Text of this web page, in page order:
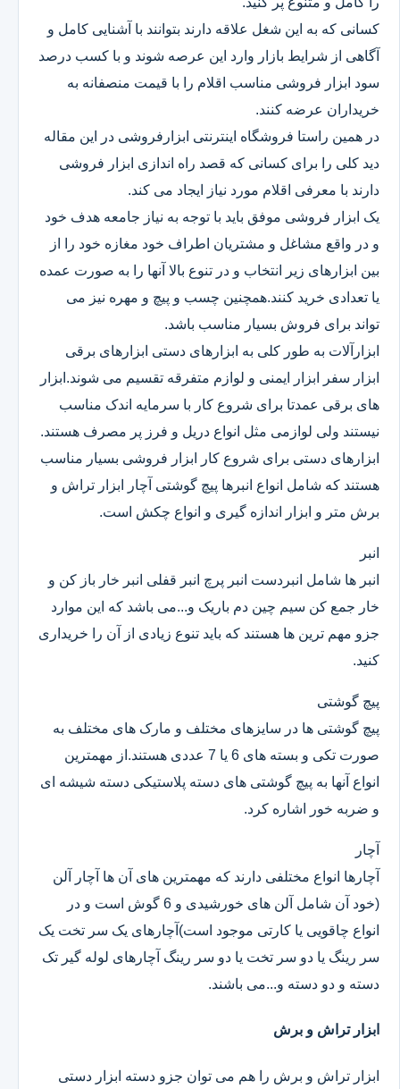
کسانی که به این شغل علاقه دارند بتوانند با آشنایی کامل و
آگاهی از شرایط بازار وارد این عرصه شوند و با کسب درصد
سود ابزار فروشی مناسب اقلام را با قیمت منصفانه به
خریداران عرضه کنند.
در همین راستا فروشگاه اینترنتی ابزارفروشی در این مقاله
دید کلی را برای کسانی که قصد راه اندازی ابزار فروشی
دارند با معرفی اقلام مورد نیاز ایجاد می کند.
یک ابزار فروشی موفق باید با توجه به نیاز جامعه هدف خود
و در واقع مشاغل و مشتریان اطراف خود مغازه خود را از
بین ابزارهای زیر انتخاب و در تنوع بالا آنها را به صورت عمده
یا تعدادی خرید کنند.همچنین چسب و پیچ و مهره نیز می
تواند برای فروش بسیار مناسب باشد.
ابزارآلات به طور کلی به ابزارهای دستی ابزارهای برقی
ابزار سفر ابزار ایمنی و لوازم متفرقه تقسیم می شوند.ابزار
های برقی عمدتا برای شروع کار با سرمایه اندک مناسب
نیستند ولی لوازمی مثل انواع دریل و فرز پر مصرف هستند.
ابزارهای دستی برای شروع کار ابزار فروشی بسیار مناسب
هستند که شامل انواع انبرها پیچ گوشتی آچار ابزار تراش و
برش متر و ابزار اندازه گیری و انواع چکش است.
انبر
انبر ها شامل انبردست انبر پرچ انبر قفلی انبر خار باز کن و
خار جمع کن سیم چین دم باریک و...می باشد که این موارد
جزو مهم ترین ها هستند که باید تنوع زیادی از آن را خریداری
کنید.
پیچ گوشتی
پیچ گوشتی ها در سایزهای مختلف و مارک های مختلف به
صورت تکی و بسته های 6 یا 7 عددی هستند.از مهمترین
انواع آنها به پیچ گوشتی های دسته پلاستیکی دسته شیشه ای
و ضربه خور اشاره کرد.
آچار
آچارها انواع مختلفی دارند که مهمترین های آن ها آچار آلن
(خود آن شامل آلن های خورشیدی و 6 گوش است و در
انواع چاقویی یا کارتی موجود است)آچارهای یک سر تخت یک
سر رینگ یا دو سر تخت یا دو سر رینگ آچارهای لوله گیر تک
دسته و دو دسته و...می باشند.
ابزار تراش و برش
ابزار تراش و برش را هم می توان جزو دسته ابزار دستی